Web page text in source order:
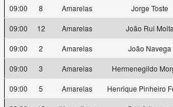
09:00
8 Amarelas
Jorge Toste
09:00
12 Amarelas
João Rui
09:00
2 Amarelas
João Navega
09:00
3 Amarelas
Hermenegildo
09:00
5 Amarelas
Henrique Pinheiro